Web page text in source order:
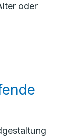
oder